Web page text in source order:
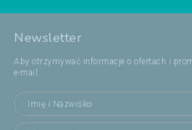
Newsletter
Aby otrzymywać informacje o ofertach i
e-mail: